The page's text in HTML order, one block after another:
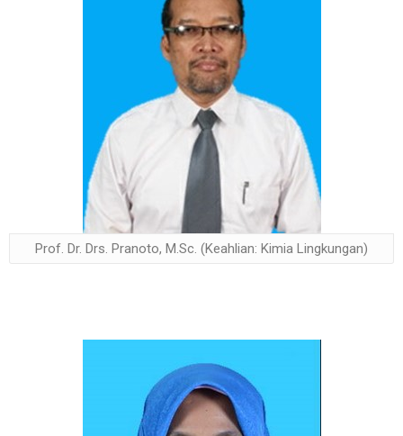
Prof. Dr. Drs. Pranoto, M.Sc. (Keahlian: Kimia Lingkungan)